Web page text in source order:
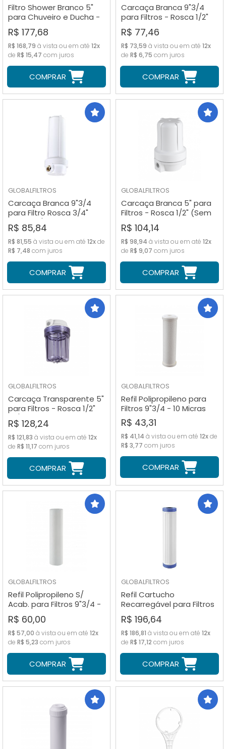
Filtro Shower Branco 5"
para Chuveiro e Ducha -
com Niple
R$ 177,68
R$ 168,79 à vista ou em até 12x
de R$ 15,47 com juros
COMPRAR
Carcaça Branca 9"3/4
para Filtros - Rosca 1/2"
(Sem Refil)
R$ 77,46
R$ 73,59 à vista ou em até 12x
de R$ 6,75 com juros
COMPRAR
GLOBALFILTROS
Carcaça Branca 9"3/4
para Filtro Rosca 3/4"
Metal (S/ Refil)
R$ 85,84
R$ 81,55 à vista ou em até 12xde
R$ 7,48 com juros
COMPRAR
GLOBALFILTROS
Carcaça Branca 5" para
Filtros - Rosca 1/2" (Sem
Refil)
R$ 104,14
R$ 98,94 à vista ou em até 12x
de R$ 9,07 com juros
COMPRAR
GLOBALFILTROS
Carcaça Transparente 5"
para Filtros - Rosca 1/2"
(S/ Refil)
R$ 128,24
R$ 121,83 à vista ou em até 12x
de R$ 11,17 com juros
COMPRAR
GLOBALFILTROS
Refil Polipropileno para
Filtros 9"3/4 - 10 Micras
R$ 43,31
R$ 41,14 à vista ou em até 12xde
R$ 3,77 com juros
COMPRAR
GLOBALFILTROS
Refil Polipropileno S/
Acab. para Filtros 9"3/4 -
10 micras
R$ 60,00
R$ 57,00 à vista ou em até 12x
de R$ 5,23 com juros
COMPRAR
GLOBALFILTROS
Refil Cartucho
Recarregável para Filtros
Big 20" (Vazio)
R$ 196,64
R$ 186,81 à vista ou em até 12x
de R$ 17,12 com juros
COMPRAR